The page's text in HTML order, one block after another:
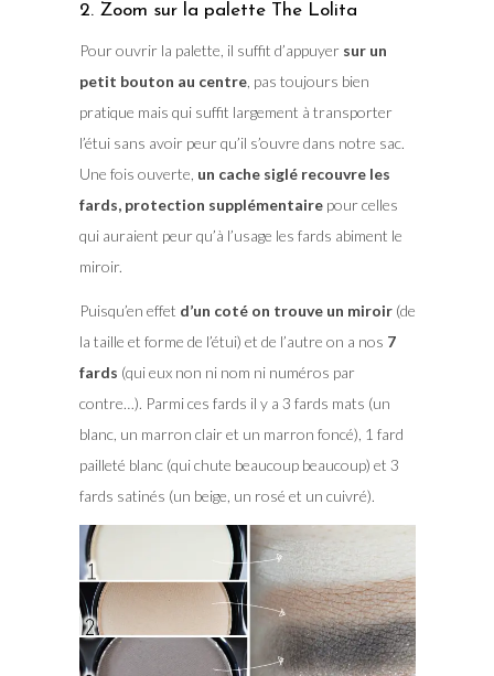
2. Zoom sur la palette The Lolita
Pour ouvrir la palette, il suffit d’appuyer sur un
petit bouton au centre, pas toujours bien
pratique mais qui suffit largement à transporter
l’étui sans avoir peur qu’il s’ouvre dans notre sac.
Une fois ouverte, un cache siglé recouvre les
fards, protection supplémentairepour celles
qui auraient peur qu’à l’usage les fards abiment le
miroir.
Puisqu’en effet d’un coté on trouve un miroir(de
la taille et forme de l’étui) et de l’autre on a nos 7
fards (qui eux non ni nom ni numéros par
contre…). Parmi ces fards il y a 3 fards mats (un
blanc, un marron clair et un marron foncé), 1 fard
pailleté blanc (qui chute beaucoup beaucoup) et 3
fards satinés (un beige, un rosé et un cuivré).